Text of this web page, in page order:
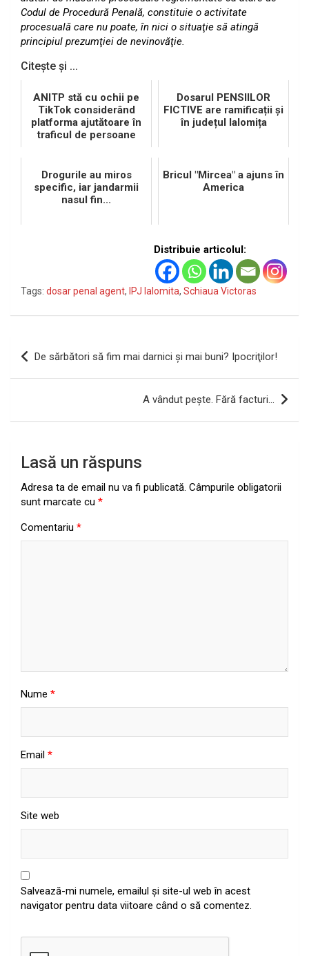
Codul de Procedură Penală, constituie o activitate
procesuală care nu poate, în nici o situaţie să atingă
principiul prezumţiei de nevinovăţie.
Citește și ...
ANITP stă cu ochii pe
TikTok considerând
platforma ajutătoare în
traficul de persoane
Dosarul PENSIILOR
FICTIVE are ramificații și
în județul Ialomița
Drogurile au miros
specific, iar jandarmii
nasul fin...
Bricul "Mircea" a ajuns în
America
Distribuie articolul:
Tags: dosar penal agent, IPJ Ialomita, Schiaua Victoras
Navigare
De sărbători să fim mai darnici şi mai buni? Ipocriţilor!
A vândut peşte. Fără facturi…
Lasă un răspuns
Adresa ta de email nu va fi publicată. Câmpurile obligatorii
sunt marcate cu *
Comentariu *
Nume *
Email *
Site web
Salvează-mi numele, emailul și site-ul web în acest
navigator pentru data viitoare când o să comentez.